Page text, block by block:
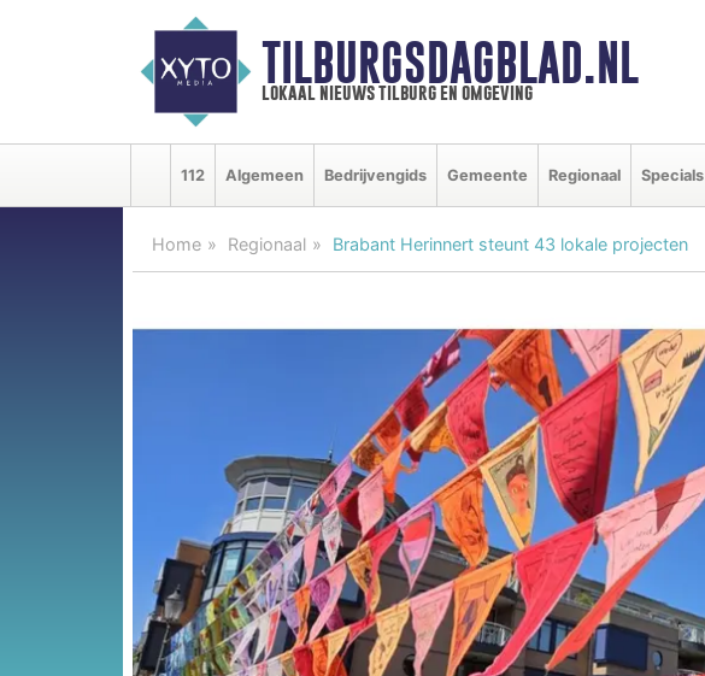
TILBURGSDAGBLAD.NL
lokaal nieuws tilburg en omgeving
112 Algemeen Bedrijvengids Gemeente Regionaal Specials
Home Regionaal Brabant Herinnert steunt 43 lokale projecten